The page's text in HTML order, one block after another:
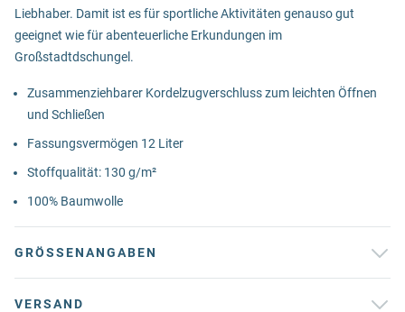
Liebhaber. Damit ist es für sportliche Aktivitäten genauso gut
geeignet wie für abenteuerliche Erkundungen im
Großstadtdschungel.
Zusammenziehbarer Kordelzugverschluss zum leichten Öffnen
und Schließen
Fassungsvermögen 12 Liter
Stoffqualität: 130 g/m²
100% Baumwolle
GRÖSSENANGABEN
VERSAND